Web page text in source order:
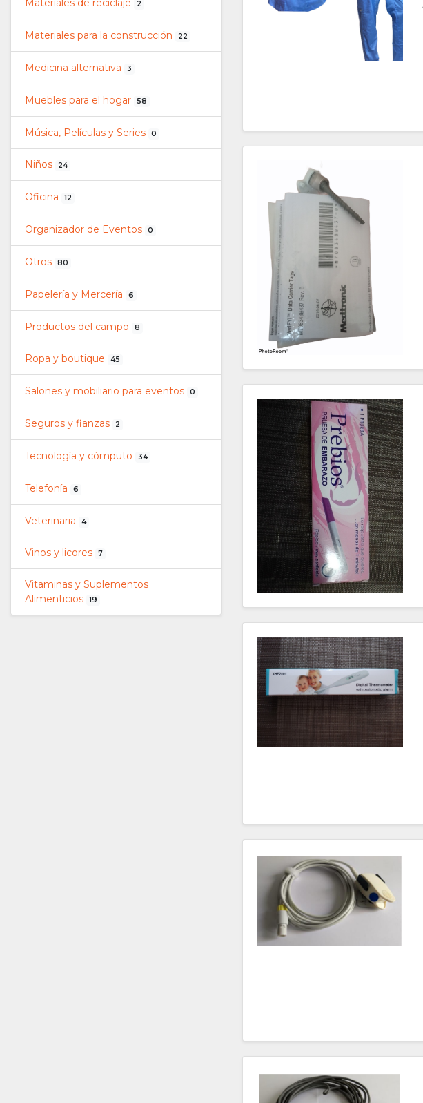
Materiales de reciclaje 2
Materiales para la construcción 22
Medicina alternativa 3
Muebles para el hogar 58
Música, Películas y Series 0
Niños 24
Oficina 12
Organizador de Eventos 0
Otros 80
Papelería y Mercería 6
Productos del campo 8
Ropa y boutique 45
Salones y mobiliario para eventos 0
Seguros y fianzas 2
Tecnología y cómputo 34
Telefonía 6
Veterinaria 4
Vinos y licores 7
Vitaminas y Suplementos
Alimenticios
19